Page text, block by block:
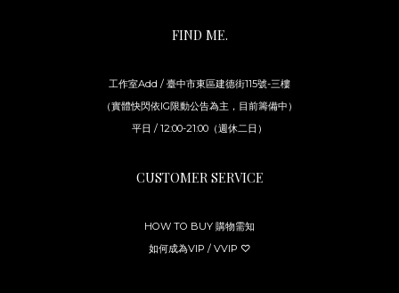
FIND ME.
工作室Add / 臺中市東區建德街115號-三樓
（實體快閃依IG限動公告為主，目前籌備中）
平日 / 12:00-21:00（週休二日）
CUSTOMER SERVICE
HOW TO BUY 購物需知
如何成為VIP / VVIP ♡